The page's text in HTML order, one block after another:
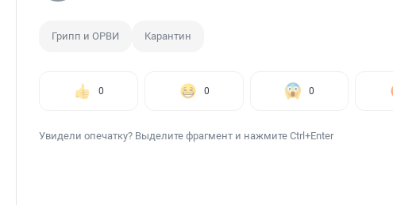
Грипп и ОРВИ Карантин
0 0 0
Увидели опечатку? Выделите фрагмент и нажмите Ctrl+Enter